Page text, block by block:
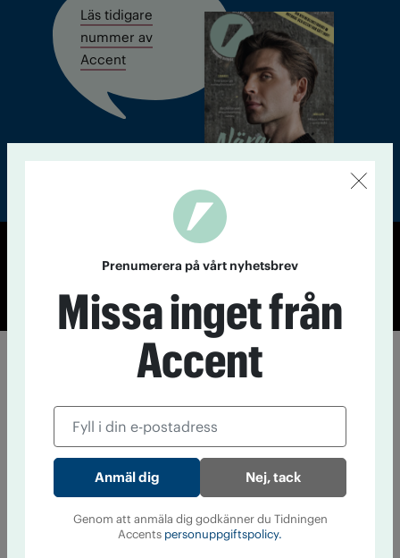
Läs tidigare
nummer av
Accent
© Tidningen Accent 2026
Prenumerera på vårt nyhetsbrev
Missa inget från
Accent
Nej, tack
Genom att anmäla dig godkänner du Tidningen
Accents personuppgiftspolicy.